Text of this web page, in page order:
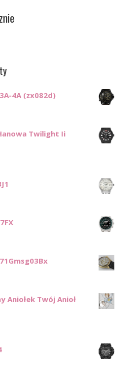
4A (zx082d)
Twilight Ii
Aniołek Twój Anioł